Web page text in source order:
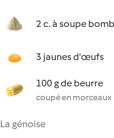
2 c. à soupe
3 jaunes d'œufs
100 g de beurre
coupé en morceaux
La génoise